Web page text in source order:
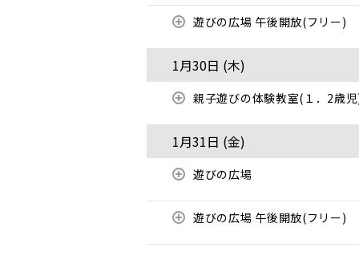
遊びの広場 午後開放(フリー)
1月30日 (木)
親子遊びの体験教室(１．2歳
1月31日 (金)
遊びの広場
遊びの広場 午後開放(フリー)